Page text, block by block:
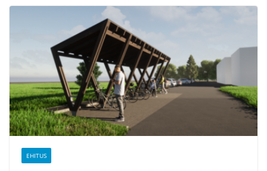
EHITUS